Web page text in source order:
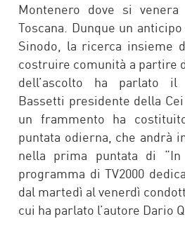
Montenero dove si
Toscana. Dunque un
Sinodo, la ricerca insieme
costruire comunità a partire
dell’ascolto ha parlato il
Bassetti presidente della
un frammento ha
puntata odierna, che andrà
nella prima puntata di
programma di TV2000
dal martedì al venerdì
cui ha parlato l’autore Dario